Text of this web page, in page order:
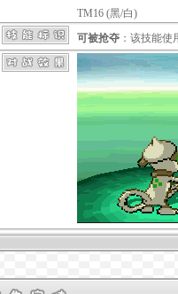
TM16 (黑/白)
可被抢夺 ：该技能